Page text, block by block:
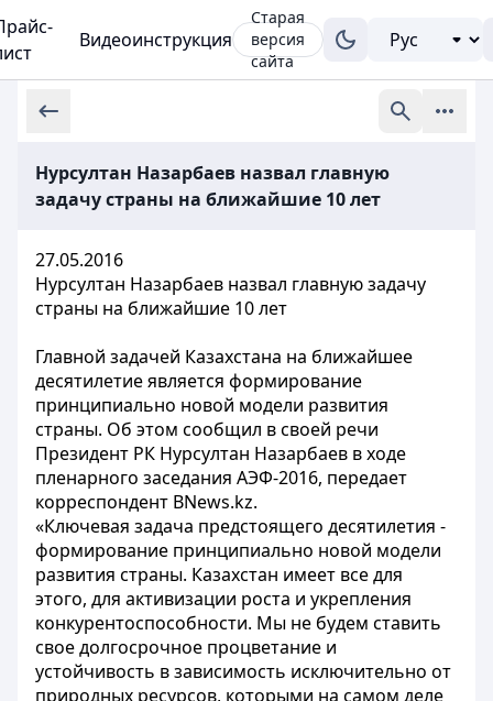
Видеоинструкция
Старая
версия
сайта
Нурсултан Назарбаев назвал главную
задачу страны на ближайшие 10 лет
27.05.2016
Нурсултан Назарбаев назвал главную задачу
страны на ближайшие 10 лет
Главной задачей Казахстана на ближайшее
десятилетие является формирование
принципиально новой модели развития
страны. Об этом сообщил в своей речи
Президент РК Нурсултан Назарбаев в ходе
пленарного заседания АЭФ-2016, передает
корреспондент BNews.kz.
«Ключевая задача предстоящего десятилетия -
формирование принципиально новой модели
развития страны. Казахстан имеет все для
этого, для активизации роста и укрепления
конкурентоспособности. Мы не будем ставить
свое долгосрочное процветание и
устойчивость в зависимость исключительно от
природных ресурсов, которыми на самом деле